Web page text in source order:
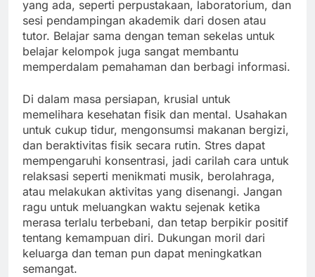
yang ada, seperti perpustakaan, laboratorium, dan
sesi pendampingan akademik dari dosen atau
tutor. Belajar sama dengan teman sekelas untuk
belajar kelompok juga sangat membantu
memperdalam pemahaman dan berbagi informasi.
Di dalam masa persiapan, krusial untuk
memelihara kesehatan fisik dan mental. Usahakan
untuk cukup tidur, mengonsumsi makanan bergizi,
dan beraktivitas fisik secara rutin. Stres dapat
mempengaruhi konsentrasi, jadi carilah cara untuk
relaksasi seperti menikmati musik, berolahraga,
atau melakukan aktivitas yang disenangi. Jangan
ragu untuk meluangkan waktu sejenak ketika
merasa terlalu terbebani, dan tetap berpikir positif
tentang kemampuan diri. Dukungan moril dari
keluarga dan teman pun dapat meningkatkan
semangat.